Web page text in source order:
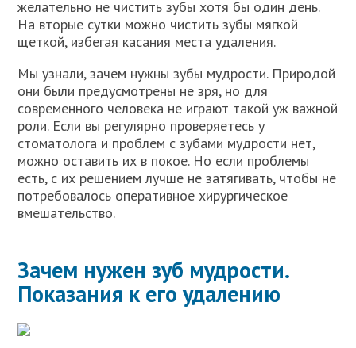
желательно не чистить зубы хотя бы один день.
На вторые сутки можно чистить зубы мягкой
щеткой, избегая касания места удаления.
Мы узнали, зачем нужны зубы мудрости. Природой
они были предусмотрены не зря, но для
современного человека не играют такой уж важной
роли. Если вы регулярно проверяетесь у
стоматолога и проблем с зубами мудрости нет,
можно оставить их в покое. Но если проблемы
есть, с их решением лучше не затягивать, чтобы не
потребовалось оперативное хирургическое
вмешательство.
Зачем нужен зуб мудрости.
Показания к его удалению